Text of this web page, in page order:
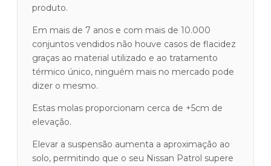
produto.
Em mais de 7 anos e com mais de 10.000
conjuntos vendidos não houve casos de flacidez
graças ao material utilizado e ao tratamento
térmico único, ninguém mais no mercado pode
dizer o mesmo.
Estas molas proporcionam cerca de +5cm de
elevação.
Elevar a suspensão aumenta a aproximação ao
solo, permitindo que o seu Nissan Patrol supere